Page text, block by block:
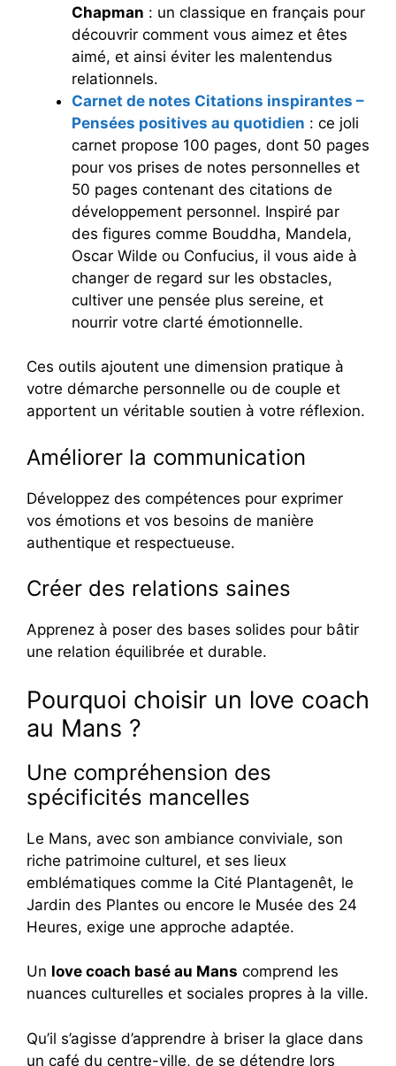
Chapman : un classique en français pour
découvrir comment vous aimez et êtes
aimé, et ainsi éviter les malentendus
relationnels.
Carnet de notes Citations inspirantes –
Pensées positives au quotidien : ce joli
carnet propose 100 pages, dont 50 pages
pour vos prises de notes personnelles et
50 pages contenant des citations de
développement personnel. Inspiré par
des figures comme Bouddha, Mandela,
Oscar Wilde ou Confucius, il vous aide à
changer de regard sur les obstacles,
cultiver une pensée plus sereine, et
nourrir votre clarté émotionnelle.
Ces outils ajoutent une dimension pratique à
votre démarche personnelle ou de couple et
apportent un véritable soutien à votre réflexion.
Améliorer la communication
Développez des compétences pour exprimer
vos émotions et vos besoins de manière
authentique et respectueuse.
Créer des relations saines
Apprenez à poser des bases solides pour bâtir
une relation équilibrée et durable.
Pourquoi choisir un love coach
au Mans ?
Une compréhension des
spécificités mancelles
Le Mans, avec son ambiance conviviale, son
riche patrimoine culturel, et ses lieux
emblématiques comme la Cité Plantagenêt, le
Jardin des Plantes ou encore le Musée des 24
Heures, exige une approche adaptée.
Un love coach basé au Mans comprend les
nuances culturelles et sociales propres à la ville.
Qu’il s’agisse d’apprendre à briser la glace dans
un café du centre-ville, de se détendre lors